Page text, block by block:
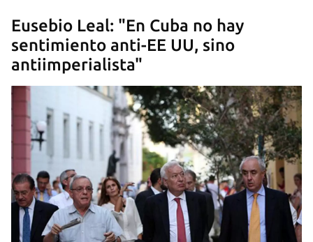
Eusebio Leal: "En Cuba no hay
sentimiento anti-EE UU, sino
antiimperialista"